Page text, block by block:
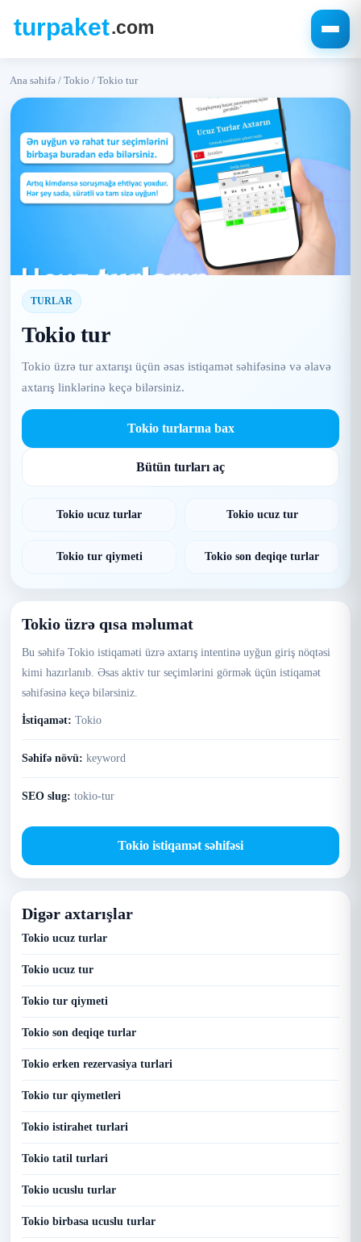
Ana səhifə / Tokio / Tokio tur
TURLAR
Tokio tur
Tokio üzrə tur axtarışı üçün əsas istiqamət səhifəsinə və əlavə
axtarış linklərinə keçə bilərsiniz.
Tokio turlarına bax
Bütün turları aç
Tokio ucuz turlar Tokio ucuz tur
Tokio tur qiymeti Tokio son deqiqe turlar
Tokio üzrə qısa məlumat
Bu səhifə Tokio istiqaməti üzrə axtarış intentinə uyğun giriş nöqtəsi
kimi hazırlanıb. Əsas aktiv tur seçimlərini görmək üçün istiqamət
səhifəsinə keçə bilərsiniz.
İstiqamət: Tokio
Səhifə növü: keyword
SEO slug: tokio-tur
Tokio istiqamət səhifəsi
Digər axtarışlar
Tokio ucuz turlar
Tokio ucuz tur
Tokio tur qiymeti
Tokio son deqiqe turlar
Tokio erken rezervasiya turlari
Tokio tur qiymetleri
Tokio istirahet turlari
Tokio tatil turlari
Tokio ucuslu turlar
Tokio birbasa ucuslu turlar